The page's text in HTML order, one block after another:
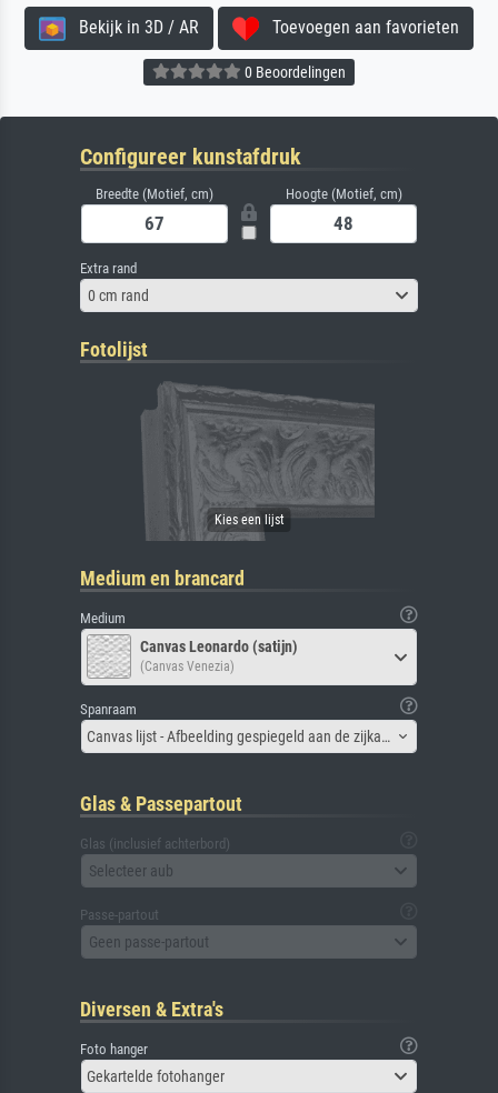
Bekijk in 3D / AR Toevoegen aan favorieten
0 Beoordelingen
Configureer kunstafdruk
Breedte (Motief, cm) Hoogte (Motief, cm)
Extra rand
0 cm rand
Fotolijst
Medium en brancard
Medium
Canvas Leonardo (satijn)
(Canvas Venezia)
Spanraam
Canvas lijst - Afbeelding gespiegeld aan de zijkant
Glas & Passepartout
Glas (inclusief achterbord)
Selecteer aub
Passe-partout
Geen passe-partout
Diversen & Extra's
Foto hanger
Gekartelde fotohanger